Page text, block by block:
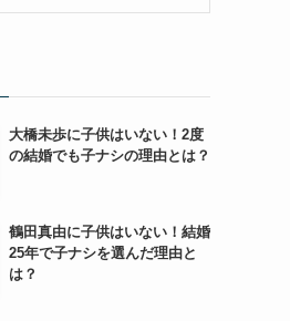
大橋未歩に子供はいない！2度
の結婚でも子ナシの理由とは？
鶴田真由に子供はいない！結婚
25年で子ナシを選んだ理由と
は？